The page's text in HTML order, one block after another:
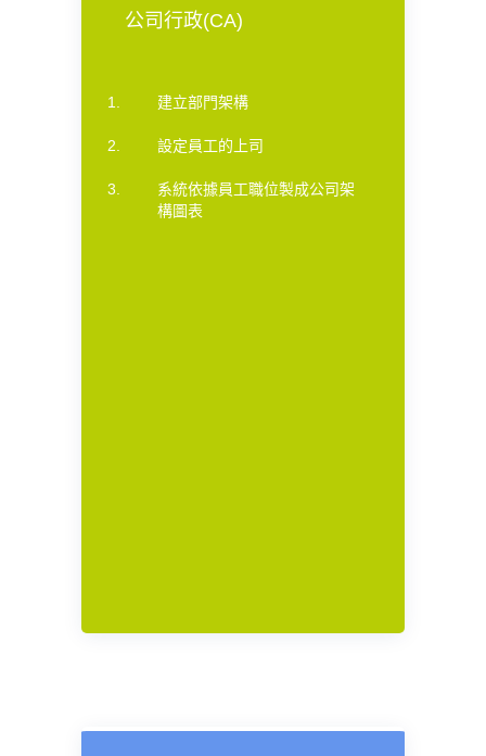
公司行政(CA)
建立部門架構
設定員工的上司
系統依據員工職位製成公司架
構圖表